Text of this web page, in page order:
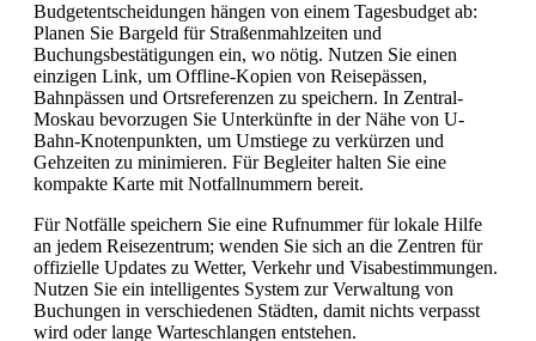
Budgetentscheidungen hängen von einem Tagesbudget ab:
Planen Sie Bargeld für Straßenmahlzeiten und
Buchungsbestätigungen ein, wo nötig. Nutzen Sie einen
einzigen Link, um Offline-Kopien von Reisepässen,
Bahnpässen und Ortsreferenzen zu speichern. In Zentral-
Moskau bevorzugen Sie Unterkünfte in der Nähe von U-
Bahn-Knotenpunkten, um Umstiege zu verkürzen und
Gehzeiten zu minimieren. Für Begleiter halten Sie eine
kompakte Karte mit Notfallnummern bereit.
Für Notfälle speichern Sie eine Rufnummer für lokale Hilfe
an jedem Reisezentrum; wenden Sie sich an die Zentren für
offizielle Updates zu Wetter, Verkehr und Visabestimmungen.
Nutzen Sie ein intelligentes System zur Verwaltung von
Buchungen in verschiedenen Städten, damit nichts verpasst
wird oder lange Warteschlangen entstehen.